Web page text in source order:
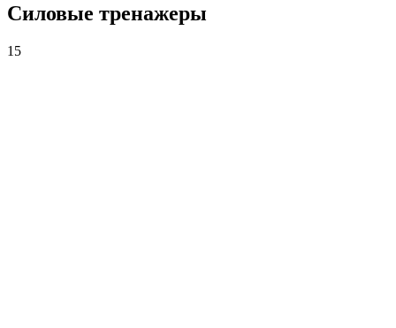
Силовые тренажеры
15